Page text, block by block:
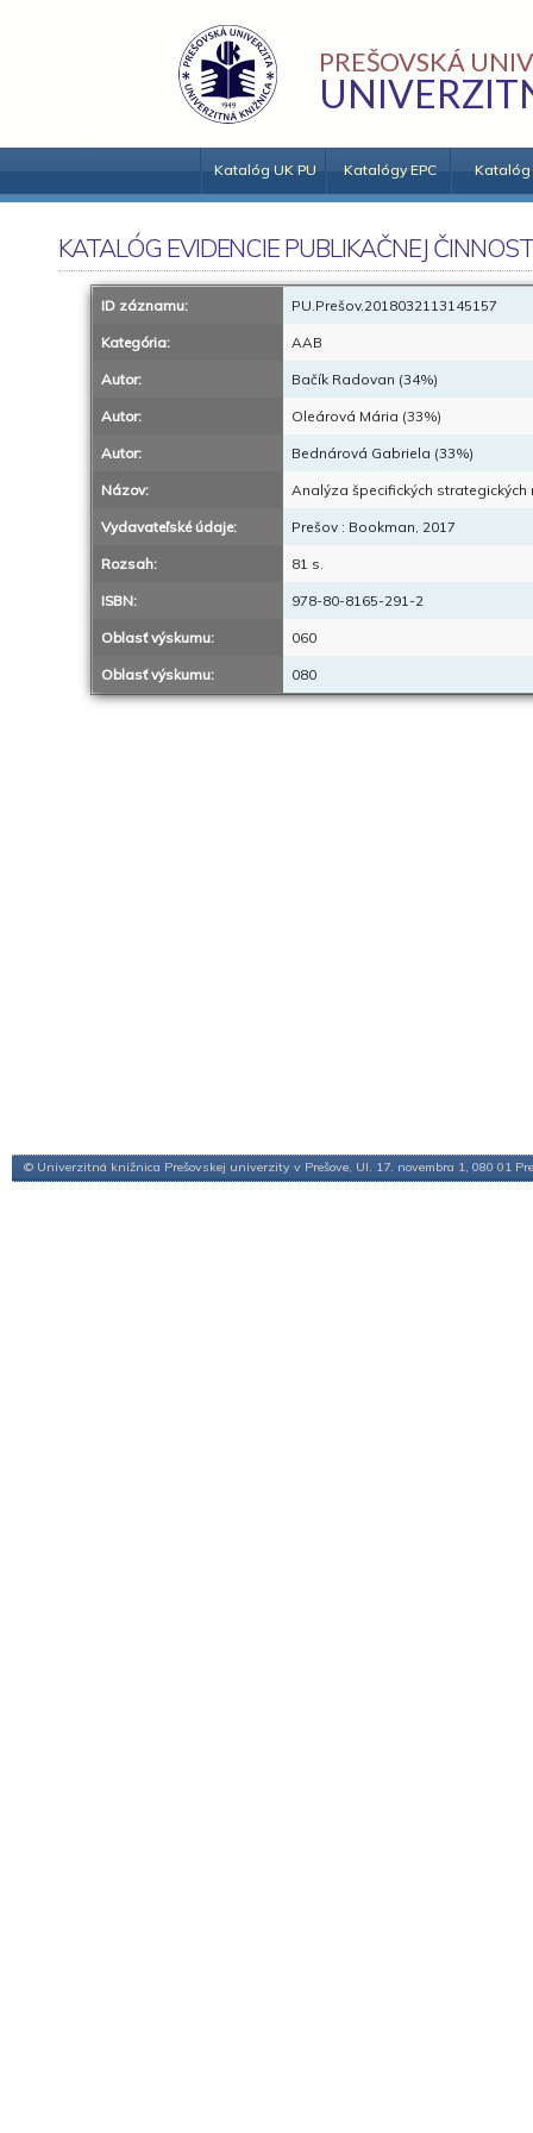
PREŠOVSKÁ
Katalóg UK PU Katalógy EPC Katalóg
KATALÓG EVIDENCIE PUBLIKAČNEJ
ID záznamu: PU.Prešov.2018032113145157
Kategória: AAB
Autor: Bačík Radovan (34%)
Autor: Oleárová Mária (33%)
Autor: Bednárová Gabriela (33%)
Názov: Analýza špecifických
Vydavateľské údaje: Prešov : Bookman, 2017
Rozsah: 81 s.
ISBN: 978-80-8165-291-2
Oblasť výskumu: 060
Oblasť výskumu: 080
© Univerzitná knižnica Prešovskej univerzity v Prešove, Ul. 17. novembra 1, 080 01